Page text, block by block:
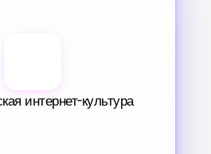
интернет-культура